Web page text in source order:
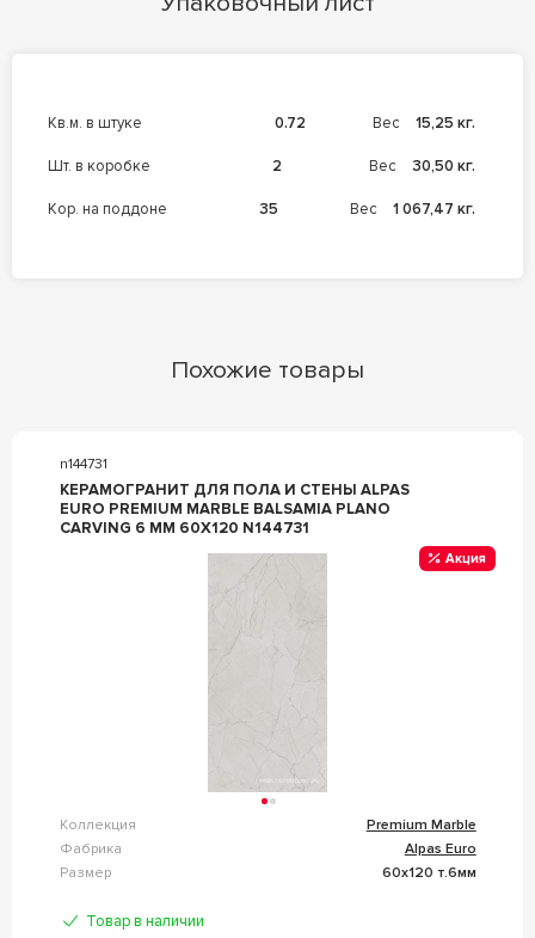
кв.м. в штуке 0.72 Вес 15,25 кг.
шт. в коробке 2 Вес 30,50 кг.
кор. на поддоне 35 Вес 1 067,47 кг.
Похожие товары
n144731
КЕРАМОГРАНИТ ДЛЯ ПОЛА И СТЕНЫ ALPAS
EURO PREMIUM MARBLE BALSAMIA PLANO
CARVING 6 MM 60X120 N144731
Акция
Коллекция
Premium Marble
Фабрика
Alpas Euro
Размер
60x120 т.6мм
Товар в наличии